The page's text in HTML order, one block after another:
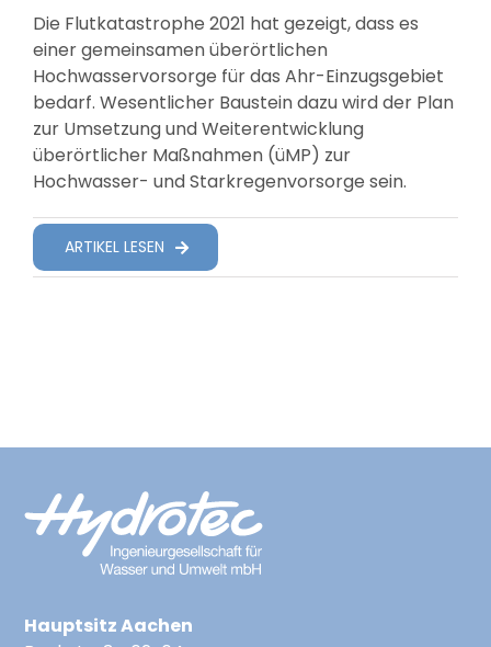
Die Flutkatastrophe 2021 hat gezeigt, dass es
einer gemeinsamen überörtlichen
Hochwasservorsorge für das Ahr-Einzugsgebiet
bedarf. Wesentlicher Baustein dazu wird der Plan
zur Umsetzung und Weiterentwicklung
überörtlicher Maßnahmen (üMP) zur
Hochwasser- und Starkregenvorsorge sein.
ARTIKEL LESEN
Hauptsitz Aachen